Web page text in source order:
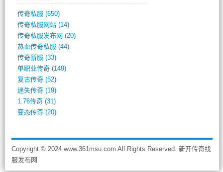
传奇私服 (650)
传奇私服网站(14)
传奇私服发布网 (20)
热血传奇私服 (44)
传奇新服 (33)
单职业传奇(149)
复古传奇(52)
迷失传奇(19)
1.76传奇(31)
变态传奇(20)
Copyright © 2024 www.361msu.com All Rights Reserved. 新开传奇找
服发布网